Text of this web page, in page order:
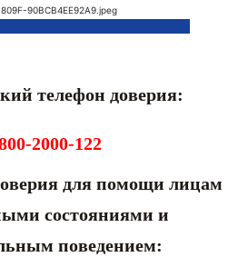
телефон доверия:
2000-122
для помощи лицам
состояниями и
поведением: